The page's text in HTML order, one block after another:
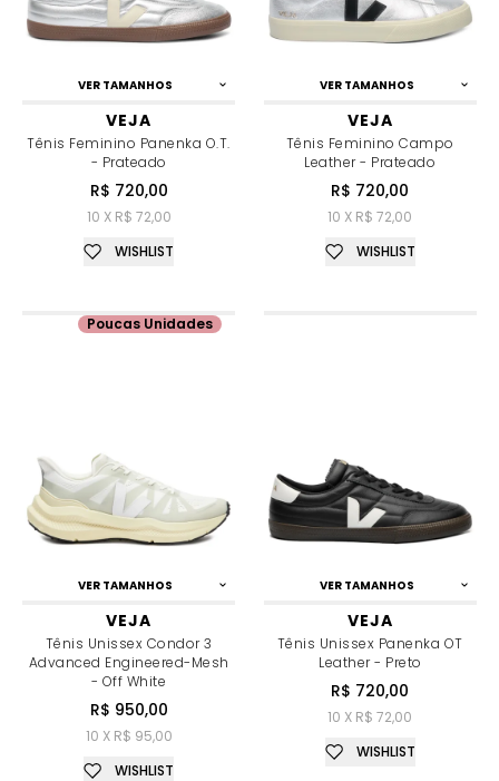
VER TAMANHOS
VEJA
Tênis Feminino Panenka O.T.
- Prateado
R$ 720,00
10 X R$ 72,00
WISHLIST
VER TAMANHOS
VEJA
Tênis Feminino Campo
Leather - Prateado
R$ 720,00
10 X R$ 72,00
WISHLIST
VER TAMANHOS
VEJA
Tênis Unissex Condor 3
Advanced Engineered-Mesh
- Off White
R$ 950,00
10 X R$ 95,00
Poucas Unidades
WISHLIST
VER TAMANHOS
VEJA
Tênis Unissex Panenka OT
Leather - Preto
R$ 720,00
10 X R$ 72,00
WISHLIST